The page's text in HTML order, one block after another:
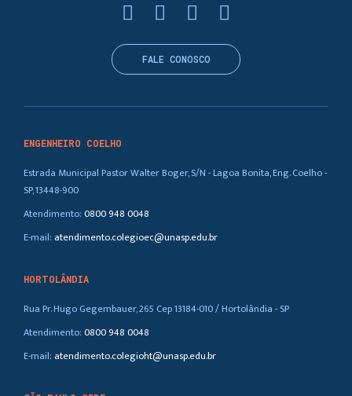
ENGENHEIRO COELHO
Estrada Municipal Pastor Walter Boger, S/N - Lagoa Bonita, Eng. Coelho -
SP, 13448-900
Atendimento:0800 948 0048
E-mail: atendimento.colegioec@unasp.edu.br
HORTOLÂNDIA
Rua Pr. Hugo Gegembauer, 265 Cep 13184-010 / Hortolândia - SP
Atendimento:0800 948 0048
E-mail: atendimento.colegioht@unasp.edu.br
FALE CONOSCO